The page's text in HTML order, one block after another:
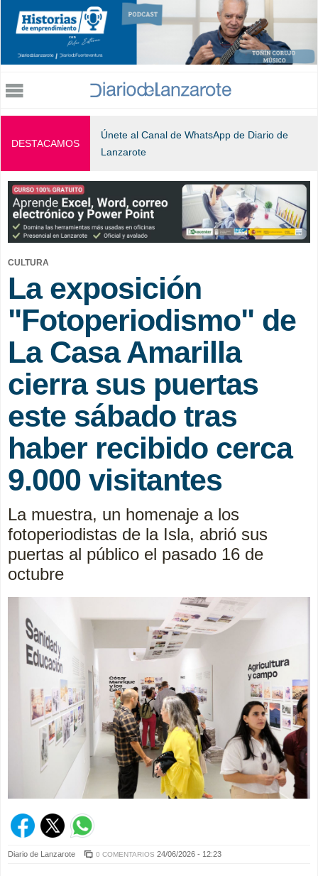
Jump to navigation
DESTACAMOS
Únete al Canal de WhatsApp de Diario de
Lanzarote
CULTURA
La exposición
"Fotoperiodismo" de
La Casa Amarilla
cierra sus puertas
este sábado tras
haber recibido cerca
9.000 visitantes
La muestra, un homenaje a los
fotoperiodistas de la Isla, abrió sus
puertas al público el pasado 16 de
octubre
Diario de Lanzarote 0 COMENTARIOS 24/06/2026 - 12:23